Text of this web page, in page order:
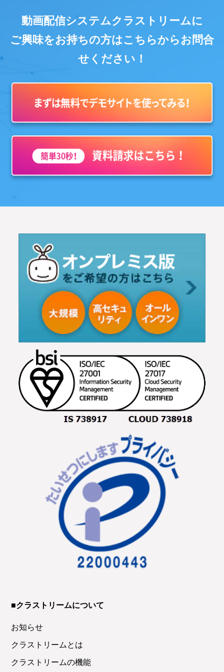
動画配信システムクラストリームに
ご興味をお持ちの方はこちらからお問合
せください！
■クラストリームについて
お知らせ
クラストリームとは
クラストリームの機能